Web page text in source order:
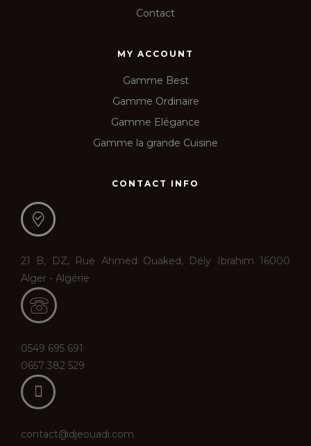
Contact
MY ACCOUNT
Gamme Best
Gamme Ordinaire
Gamme Elégance
Gamme la grande Cuisine
CONTACT INFO
21 B, DZ, Rue Ahmed Ouaked, Dély Ibrahim 16000
Alger - Algérie
0549 695 691
0657 382 529
contact@djeouadi.com